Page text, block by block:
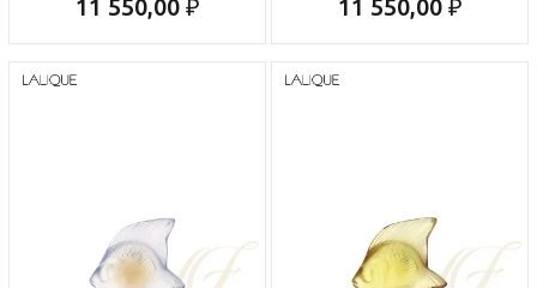
11 550,00 ₽ 11 550,00 ₽